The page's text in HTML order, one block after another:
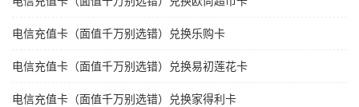
电信充值卡（面值千万别选错）兑换乐购卡
电信充值卡（面值千万别选错）兑换易初莲花卡
电信充值卡（面值千万别选错）兑换家得利卡